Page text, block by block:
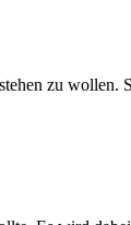
zu wollen.